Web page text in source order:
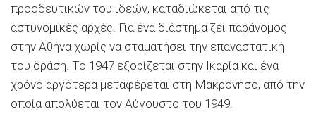
προοδευτικών του ιδεών, καταδιώκεται από τις
αστυνομικές αρχές. Για ένα διάστημα ζει παράνομος
στην Αθήνα χωρίς να σταματήσει την επαναστατική
του δράση. Το 1947 εξορίζεται στην Ικαρία και ένα
χρόνο αργότερα μεταφέρεται στη Μακρόνησο, από την
οποία απολύεται τον Αύγουστο του 1949.